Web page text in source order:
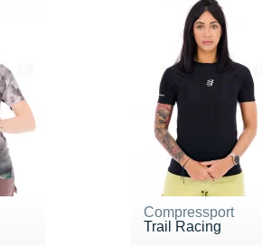
Compressport
Trail Racing